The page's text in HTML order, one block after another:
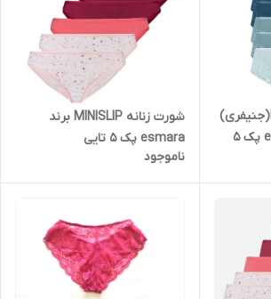
شورت زنانه HIPSTER(جنیفری)
گیپور دار برند esmara پک 5
شورت زنانه MINISLIP برند
esmara پک 5 تایی
ناموجود